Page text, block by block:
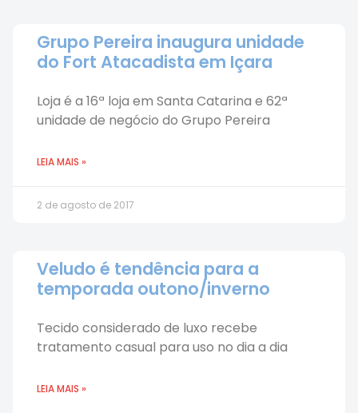
Grupo Pereira inaugura unidade
do Fort Atacadista em Içara
Loja é a 16ª loja em Santa Catarina e 62ª
unidade de negócio do Grupo Pereira
LEIA MAIS »
2 de agosto de 2017
Veludo é tendência para a
temporada outono/inverno
Tecido considerado de luxo recebe
tratamento casual para uso no dia a dia
LEIA MAIS »